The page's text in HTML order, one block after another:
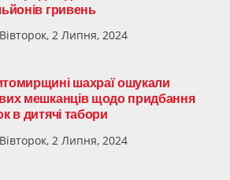
гривень
2 Липня, 2024
шахраї ошукали
мешканців щодо придбання
в дитячі табори
2 Липня, 2024